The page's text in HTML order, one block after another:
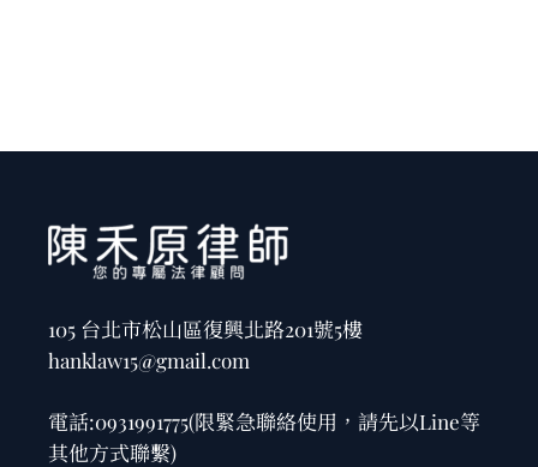
105 台北市松山區復興北路201號5樓
hanklaw15@gmail.com
電話:0931991775(限緊急聯絡使用，請先以Line等
其他方式聯繫)